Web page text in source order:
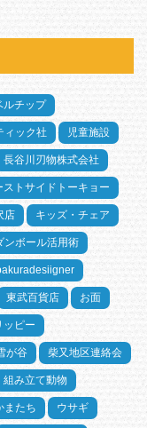
ルチップ
ィック社 児童施設
長谷川刃物株式会社
ストサイドトーキョー
店 キッズ・チェア
ンボール活用術
東武百貨店 お面
ッピー
が谷 柴又地区連絡会
組み立て動物
またち ウサギ